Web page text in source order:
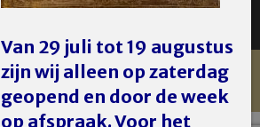
Van 29 juli tot 19 augustus
zijn wij alleen op zaterdag
geopend en door de week
op afspraak. Voor het